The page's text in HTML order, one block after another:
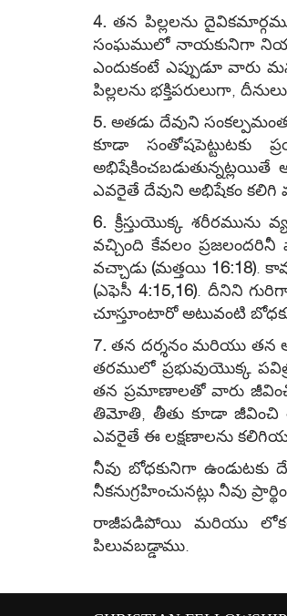
4. తన పిల్లలను
సంఘములో నాయకునిగా
ఎందుకంటే ఎప్పుడూ వారు
పిల్లలను భక్తిపరులుగా,
5. అతడు దేవుని
కూడా సంతోషపెట్టుటకు
ఎవరైతే దేవుని అభిషేకం కలిగి
6. క్రీస్తుయొక్క శరీరమును
వచ్చింది కేవలం
వచ్చాడు (మత్తయి 16:18).
(ఎఫెసీ 4:15,16). దీనిని
చూస్తూంటారో అటువంటి
7. తన దర్శనం మరియు తన
తరములో ప్రభువుయొక్క
తన ప్రమాణాలతో వారు జీవించి
తిమోతి, తీతు కూడా జీవించి
ఎవరైతే ఈ లక్షణాలను
నీవు బోధకునిగా
నీకనుగ్రహించునట్లు నీవు
రాజీపడిపోయి మరియు
పిలువబడ్డాము.